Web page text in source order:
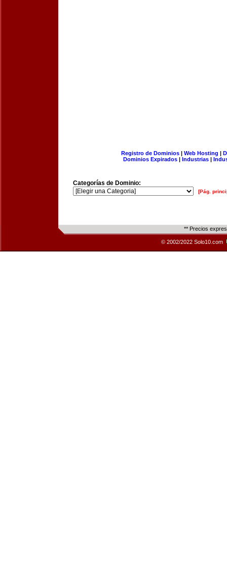
Registro de Dominios| Web Hosting |
Dominios Expirados | Industrias |
Categorías de Dominio:
[Pág.
** Precios
© 2002/2022 Solo10.com